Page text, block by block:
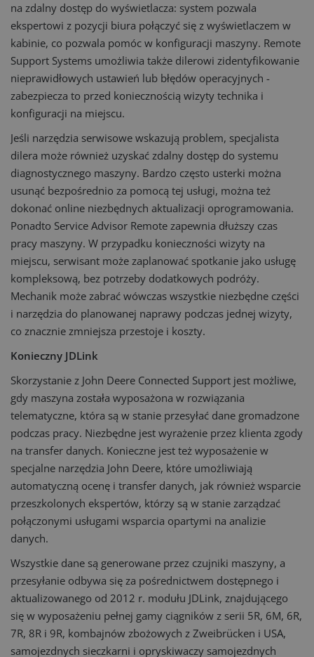
na zdalny dostęp do wyświetlacza: system pozwala
ekspertowi z pozycji biura połączyć się z wyświetlaczem w
kabinie, co pozwala pomóc w konfiguracji maszyny. Remote
Support Systems umożliwia także dilerowi zidentyfikowanie
nieprawidłowych ustawień lub błędów operacyjnych -
zabezpiecza to przed koniecznością wizyty technika i
konfiguracji na miejscu.
Jeśli narzędzia serwisowe wskazują problem, specjalista
dilera może również uzyskać zdalny dostęp do systemu
diagnostycznego maszyny. Bardzo często usterki można
usunąć bezpośrednio za pomocą tej usługi, można też
dokonać online niezbędnych aktualizacji oprogramowania.
Ponadto Service Advisor Remote zapewnia dłuższy czas
pracy maszyny. W przypadku konieczności wizyty na
miejscu, serwisant może zaplanować spotkanie jako usługę
kompleksową, bez potrzeby dodatkowych podróży.
Mechanik może zabrać wówczas wszystkie niezbędne części
i narzędzia do planowanej naprawy podczas jednej wizyty,
co znacznie zmniejsza przestoje i koszty.
Konieczny JDLink
Skorzystanie z John Deere Connected Support jest możliwe,
gdy maszyna została wyposażona w rozwiązania
telematyczne, która są w stanie przesyłać dane gromadzone
podczas pracy. Niezbędne jest wyrażenie przez klienta zgody
na transfer danych. Konieczne jest też wyposażenie w
specjalne narzędzia John Deere, które umożliwiają
automatyczną ocenę i transfer danych, jak również wsparcie
przeszkolonych ekspertów, którzy są w stanie zarządzać
połączonymi usługami wsparcia opartymi na analizie
danych.
Wszystkie dane są generowane przez czujniki maszyny, a
przesyłanie odbywa się za pośrednictwem dostępnego i
aktualizowanego od 2012 r. modułu JDLink, znajdującego
się w wyposażeniu pełnej gamy ciągników z serii 5R, 6M, 6R,
7R, 8R i 9R, kombajnów zbożowych z Zweibrücken i USA,
samojezdnych sieczkarni i opryskiwaczy samojezdnych